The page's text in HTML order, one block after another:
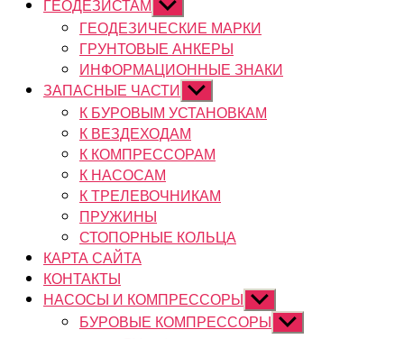
ГЕОДЕЗИСТАМ Показывать
подменю
ГЕОДЕЗИЧЕСКИЕ МАРКИ
ГРУНТОВЫЕ АНКЕРЫ
ИНФОРМАЦИОННЫЕ ЗНАКИ
ЗАПАСНЫЕ ЧАСТИ Показывать
подменю
К БУРОВЫМ УСТАНОВКАМ
К ВЕЗДЕХОДАМ
К КОМПРЕССОРАМ
К НАСОСАМ
К ТРЕЛЕВОЧНИКАМ
ПРУЖИНЫ
СТОПОРНЫЕ КОЛЬЦА
КАРТА САЙТА
КОНТАКТЫ
НАСОСЫ И КОМПРЕССОРЫ Показывать
подменю
БУРОВЫЕ КОМПРЕССОРЫ Показывать